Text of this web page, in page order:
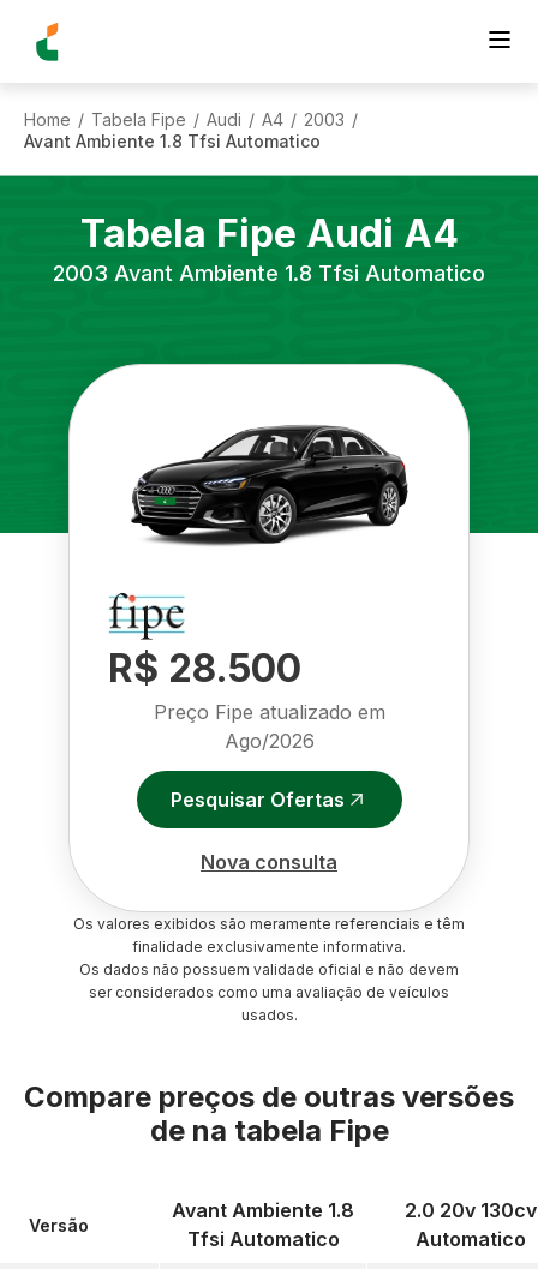
Home / Tabela Fipe / Audi / A4 / 2003 /
Avant Ambiente 1.8 Tfsi Automatico
Tabela Fipe Audi A4
2003 Avant Ambiente 1.8 Tfsi Automatico
R$ 28.500
Preço Fipe atualizado em
Ago/2026
Pesquisar Ofertas
Nova consulta
Os valores exibidos são meramente referenciais e têm
finalidade exclusivamente informativa.
Os dados não possuem validade oficial e não devem
ser considerados como uma avaliação de veículos
usados.
Compare preços de outras versões
de na tabela Fipe
Versão
Avant Ambiente 1.8
Tfsi Automatico
2.0 20v 130cv
Automatico